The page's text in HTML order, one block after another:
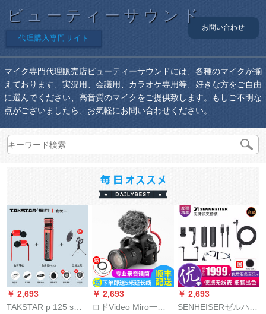
ビューティーサウンド
代理購入専門サイト
お問い合わせ
マイク専門代理販売店ビューティーサウンドには、各種のマイクが揃
えております、実況用、会議用、カラオケ専用等、好きな方をご自由
に選んでください、高音質のマイクをご提供致します。もしご不明な
点がございましたら、お気軽にお問い合わせください。
￥ 2,693
TAKSTAR p 125 s全
￥ 2,693
ロドVideo Miro一眼
￥ 2,693
SENHEISERゼルハー